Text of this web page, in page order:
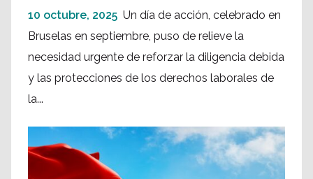
10 octubre, 2025 Un día de acción, celebrado en
Bruselas en septiembre, puso de relieve la
necesidad urgente de reforzar la diligencia debida
y las protecciones de los derechos laborales de
la...